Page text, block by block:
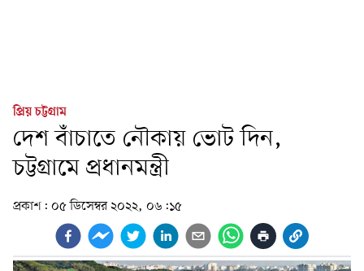
প্রিয় চট্টগ্রাম
দেশ বাঁচাতে নৌকায় ভোট দিন,
চট্টগ্রামে প্রধানমন্ত্রী
প্রকাশ: ০৫ ডিসেম্বর ২০২২, ০৬:১৫